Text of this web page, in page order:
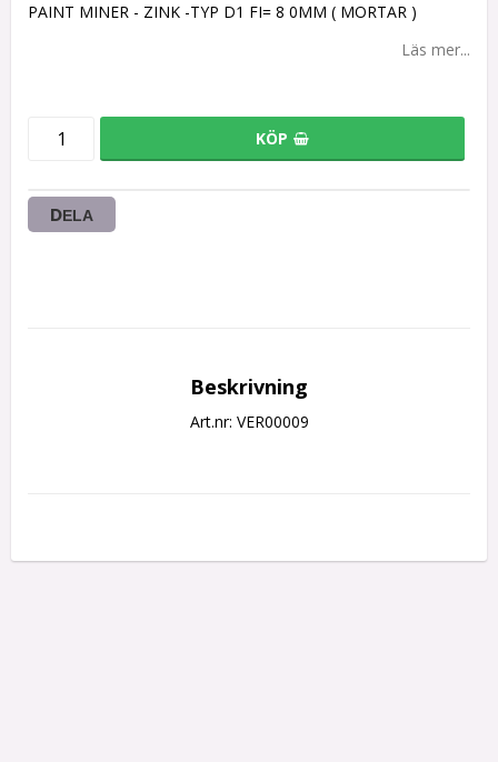
PAINT MINER - ZINK -TYP D1 FI= 8 0MM ( MORTAR )
Läs mer...
KÖP
DELA
Beskrivning
Art.nr: VER00009